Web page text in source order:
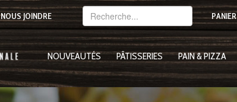
NOUS JOINDRE
Mot(s)-
clé(s)
PANIER
NOUVEAUTÉS PÂTISSERIES PAIN & PIZZA